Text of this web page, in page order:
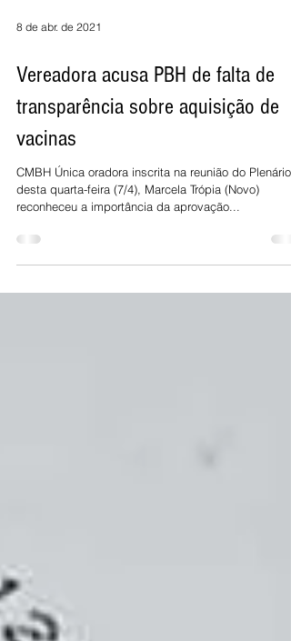
Vereadora acusa PBH de falta de
transparência sobre aquisição de
vacinas
CMBH Única oradora inscrita na reunião do Plenário
reconheceu a importância da aprovação...